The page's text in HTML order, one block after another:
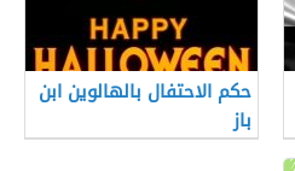
حكم الاحتفال بالهالوين ابن
باز